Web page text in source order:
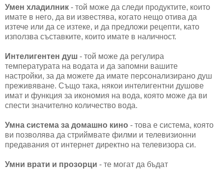
Умен хладилник - той може да следи продуктите, които
имате в него, да ви известява, когато нещо отива да
изтече или да се изтеке, и да предложи рецепти, като
използва съставките, които имате в наличност.
Интелигентен душ - той може да регулира
температурата на водата и да запомни вашите
настройки, за да можете да имате персонализирано душ
преживяване. Също така, някои интелигентни душове
имат и функция за икономия на вода, която може да ви
спести значително количество вода.
Умна система за домашно кино - това е система, която
ви позволява да стриймвате филми и телевизионни
предавания от интернет директно на телевизора си.
Умни врати и прозорци - те могат да бъдат